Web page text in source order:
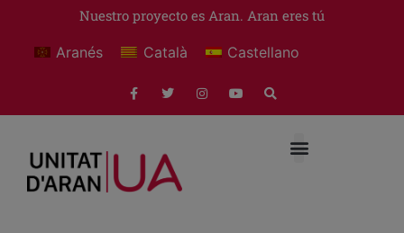
Nuestro proyecto es Aran. Aran eres tú
Aranés Català Castellano